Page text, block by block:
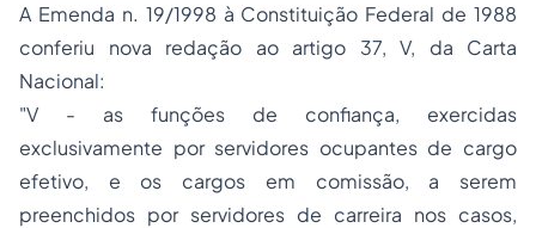
A Emenda n. 19/1998 à Constituição Federal de 1988
conferiu nova redação ao artigo 37, V, da Carta
Nacional:
"V - as funções de confiança, exercidas
exclusivamente por servidores ocupantes de cargo
efetivo, e os cargos em comissão, a serem
preenchidos por servidores de carreira nos casos,